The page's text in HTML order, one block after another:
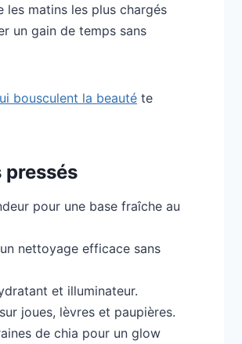
les matins les plus chargés
un gain de temps sans
bousculent la beauté te
pressés
pour une base fraîche au
nettoyage efficace sans
et illuminateur.
joues, lèvres et paupières.
de chia pour un glow